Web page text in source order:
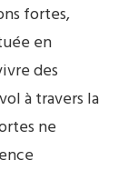
fortes,
en
des
à travers la
ne